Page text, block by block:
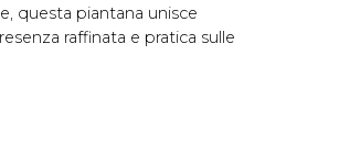
questa piantana unisce
raffinata e pratica sulle